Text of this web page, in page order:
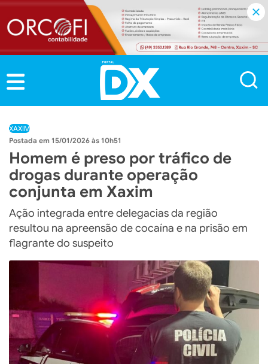
XAXIM
15/01/2026 às 10h51
Homem é preso por tráfico de
drogas durante operação
conjunta em Xaxim
Ação integrada entre delegacias da região
resultou na apreensão de cocaína e na prisão em
flagrante do suspeito